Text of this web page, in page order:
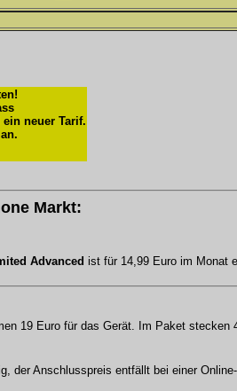
neuer Tarif.
Markt:
Advanced ist für 14,99 Euro im Monat
19 Euro für das Gerät. Im Paket stecken
der Anschlusspreis entfällt bei einer